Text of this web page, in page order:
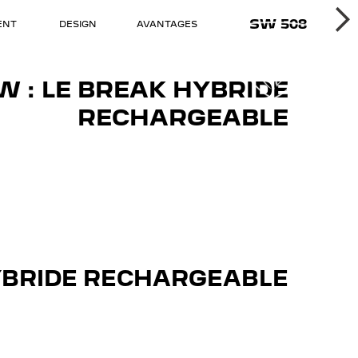
508 SW
AVANTAGES
DESIGN
: LE BREAK HYBRIDE
RECHARGEABLE
RECHARGEABLE